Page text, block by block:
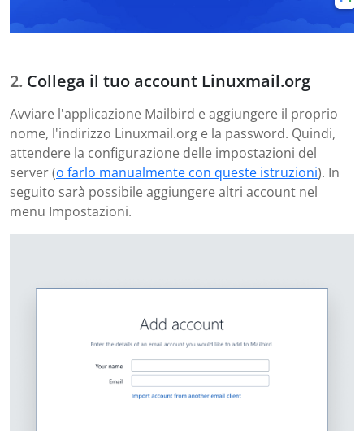
Collega il tuo account Linuxmail.org
Avviare l'applicazione Mailbird e aggiungere il proprio
nome, l'indirizzo Linuxmail.org e la password. Quindi,
attendere la configurazione delle impostazioni del
server (o farlo manualmente con queste istruzioni). In
seguito sarà possibile aggiungere altri account nel
menu Impostazioni.